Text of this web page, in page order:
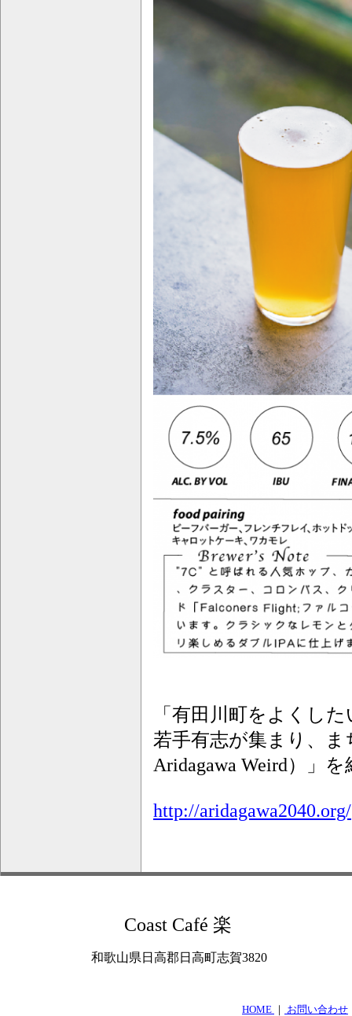
「有田川町をよくし
若手有志が集まり、ま
Aridagawa Weird）」を
http://aridagawa2040.org/
Coast Café 楽
和歌山県日高郡日高町志賀3820
HOME ｜ お問い合わせ